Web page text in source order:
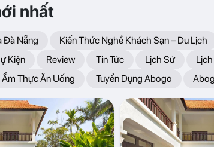
nhất
Đà Nẵng Kiến Thức Nghề Khách Sạn – Du Lịch
Kiện Review Tin Tức Lịch Sử Lịch
Ẩm Thực Ăn Uống Tuyển Dụng Abogo